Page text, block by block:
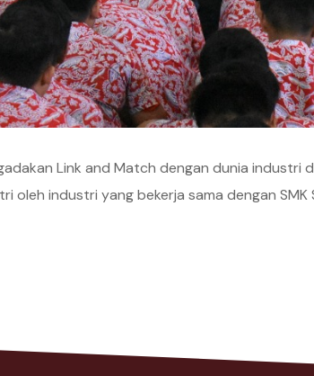
Link and Match dengan dunia
oleh industri yang bekerja sama dengan